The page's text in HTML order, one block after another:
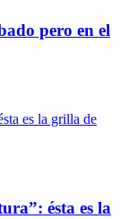
pero en el
ésta es la